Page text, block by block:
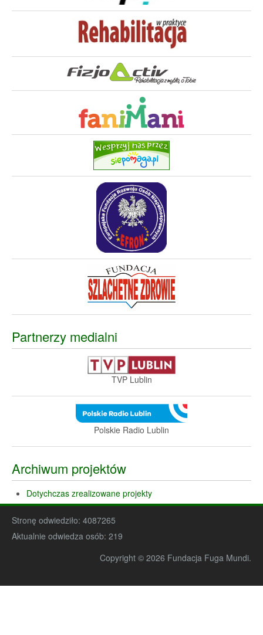
Partnerzy medialni
TVP Lublin
Polskie Radio Lublin
Archiwum projektów
Dotychczas zrealizowane projekty
Stronę odwiedziło: 4087265
Aktualnie odwiedza osób: 219
Copyright © 2026 Fundacja Fuga Mundi.